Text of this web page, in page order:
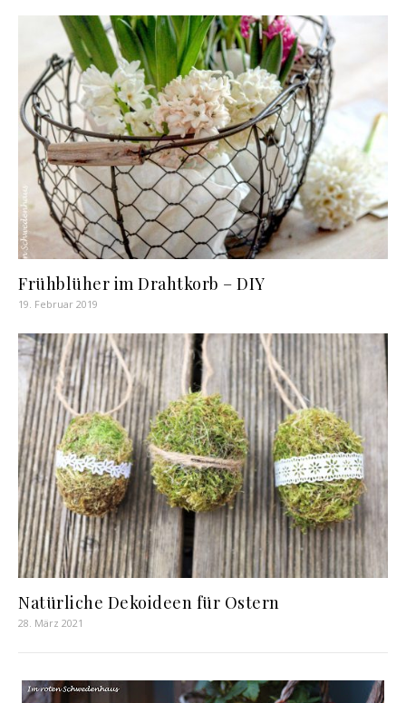
Frühblüher im Drahtkorb – DIY
19. Februar 2019
Natürliche Dekoideen für Ostern
28. März 2021